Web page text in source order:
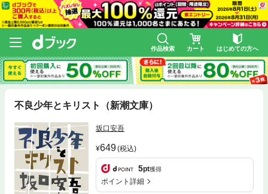
作品検索 カート はじめての方へ
不良少年とキリスト（新潮文庫）
坂口安吾
649(税込)
5pt獲得
ポイント詳細